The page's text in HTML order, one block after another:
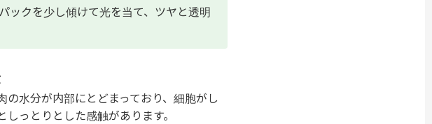
ックを少し傾けて光を当て、ツヤと透明
水分が内部にとどまっており、細胞がし
っとりとした感触があります。